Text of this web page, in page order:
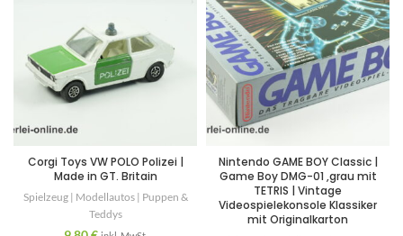
Corgi Toys VW POLO Polizei |
Made in GT. Britain
Spielzeug | Modellautos | Puppen &
Teddys
Nintendo GAME BOY Classic |
Game Boy DMG-01 ,grau mit
TETRIS | Vintage
Videospielekonsole Klassiker
mit Originalkarton